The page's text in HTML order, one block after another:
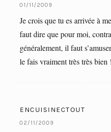
01/11/2009
Je crois que tu es arrivée à
faut dire que pour moi,
généralement, il faut
le fais vraiment très très bien !
ENCUISINECTOUT
02/11/2009